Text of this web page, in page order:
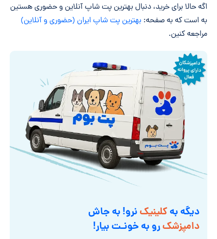
اگه حالا برای خرید، دنبال بهترین پت شاپ آنلاین و حضوری هستین
به است که به صفحه: بهترین پت شاپ ایران (حضوری و آنلاین)
مراجعه کنین.
دیگه بهکلینیکنرو! به جاش
دامپزشکرو به خونـت بیار!